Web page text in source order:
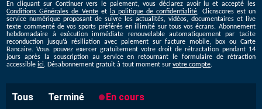
En cliquant sur Continuer vers le paiement, vous déclarez avoir lu et accepté les
Conditions Générales de Venteet la politique de confidentialité. Clicnscores est un
service numérique proposant de suivre les actualités, vidéos, documentaires et live
texte commenté de vos sports préférés en illimité sur tous vos écrans. Abonnement
hebdomadaire à exécution immédiate renouvelable automatiquement par tacite
reconduction jusqu’à résiliation avec paiement sur facture mobile, box ou Carte
Bancaire. Vous pouvez exercer gratuitement votre droit de rétractation pendant 14
jours après la souscription au service en retournant le formulaire de rétraction
accessibleici. Désabonnement gratuit à tout moment survotre compte.
Tous Terminé En cours